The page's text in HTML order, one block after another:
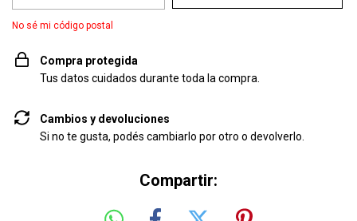
No sé mi código postal
Compra protegida
Tus datos cuidados durante toda la compra.
Cambios y devoluciones
Si no te gusta, podés cambiarlo por otro o devolverlo.
Compartir: